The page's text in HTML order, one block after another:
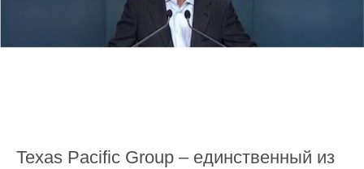
Texas Pacific Group – единственный из